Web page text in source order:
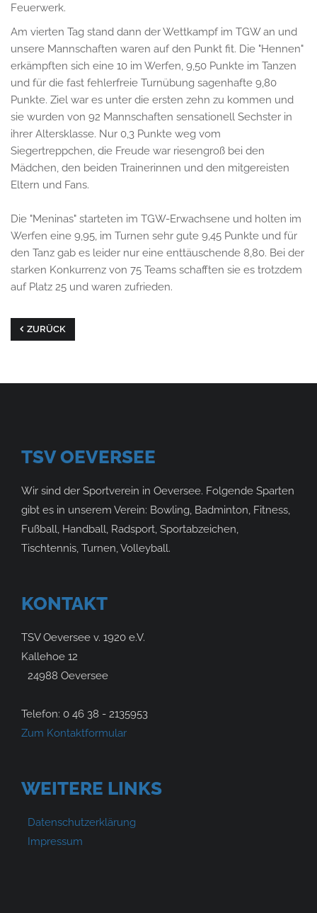
Feuerwerk.
Am vierten Tag stand dann der Wettkampf im TGW an und
unsere Mannschaften waren auf den Punkt fit. Die "Hennen"
erkämpften sich eine 10 im Werfen, 9,50 Punkte im Tanzen
und für die fast fehlerfreie Turnübung sagenhafte 9,80
Punkte. Ziel war es unter die ersten zehn zu kommen und
sie wurden von 92 Mannschaften sensationell Sechster in
ihrer Altersklasse. Nur 0,3 Punkte weg vom
Siegertreppchen, die Freude war riesengroß bei den
Mädchen, den beiden Trainerinnen und den mitgereisten
Eltern und Fans.
Die "Meninas" starteten im TGW-Erwachsene und holten im
Werfen eine 9,95, im Turnen sehr gute 9,45 Punkte und für
den Tanz gab es leider nur eine enttäuschende 8,80. Bei der
starken Konkurrenz von 75 Teams schafften sie es trotzdem
auf Platz 25 und waren zufrieden.
ZURÜCK
TSV OEVERSEE
Wir sind der Sportverein in Oeversee. Folgende Sparten
gibt es in unserem Verein: Bowling, Badminton, Fitness,
Fußball, Handball, Radsport, Sportabzeichen,
Tischtennis, Turnen, Volleyball.
KONTAKT
TSV Oeversee v. 1920 e.V.
Kallehoe 12
24988 Oeversee
Telefon: 0 46 38 - 2135953
Zum Kontaktformular
WEITERE LINKS
Datenschutzerklärung
Impressum